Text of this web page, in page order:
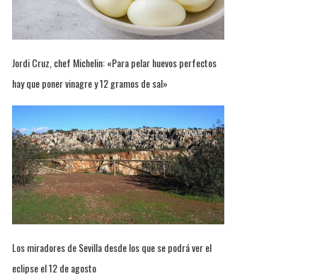
Jordi Cruz, chef Michelin: «Para pelar huevos perfectos
hay que poner vinagre y 12 gramos de sal»
Los miradores de Sevilla desde los que se podrá ver el
eclipse el 12 de agosto